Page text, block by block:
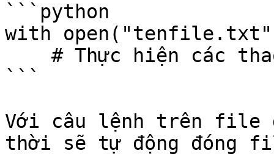
```python
with
```
Với câu lệnh trên file
thời sẽ tự động đóng